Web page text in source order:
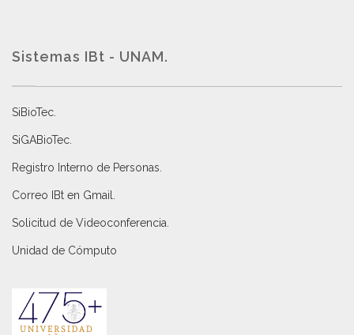
Sistemas IBt - UNAM.
SiBioTec
SiGABioTec.
Registro Interno de Personas
Correo IBt en Gmail
Solicitud de Videoconferencia.
Unidad de Cómputo